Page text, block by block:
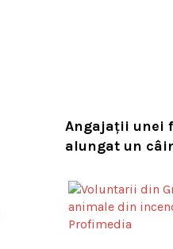
Angajații unei
alungat un
concediat și